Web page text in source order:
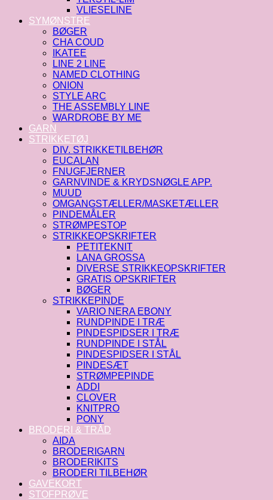
VLIESELINE
SYMØNSTRE
BØGER
CHA COUD
IKATEE
LINE 2 LINE
NAMED CLOTHING
ONION
STYLE ARC
THE ASSEMBLY LINE
WARDROBE BY ME
GARN
STRIKKETØJ
DIV. STRIKKETILBEHØR
EUCALAN
FNUGFJERNER
GARNVINDE & KRYDSNØGLE APP.
MUUD
OMGANGSTÆLLER/MASKETÆLLER
PINDEMÅLER
STRØMPESTOP
STRIKKEOPSKRIFTER
PETITEKNIT
LANA GROSSA
DIVERSE STRIKKEOPSKRIFTER
GRATIS OPSKRIFTER
BØGER
STRIKKEPINDE
VARIO NERA EBONY
RUNDPINDE I TRÆ
PINDESPIDSER I TRÆ
RUNDPINDE I STÅL
PINDESPIDSER I STÅL
PINDESÆT
STRØMPEPINDE
ADDI
CLOVER
KNITPRO
PONY
BRODERI & TRÅD
AIDA
BRODERIGARN
BRODERIKITS
BRODERI TILBEHØR
GAVEKORT
STOFPRØVE